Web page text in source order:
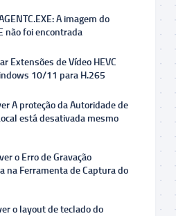
A imagem do
não foi encontrada
Extensões de Vídeo HEVC
10/11 para H.265
A proteção da Autoridade de
está desativada mesmo
o Erro de Gravação
na Ferramenta de Captura do
o layout de teclado do